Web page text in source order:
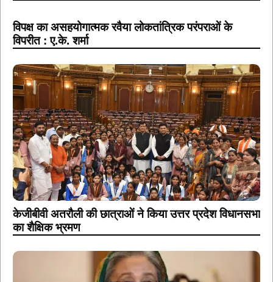
विपक्ष का असहयोगात्मक रवैया लोकतांत्रिक परंपराओं के
विपरीत : ए.के. शर्मा
केजीबीवी अतरौली की छात्राओं ने किया उत्तर प्रदेश विधानसभा
का शैक्षिक भ्रमण